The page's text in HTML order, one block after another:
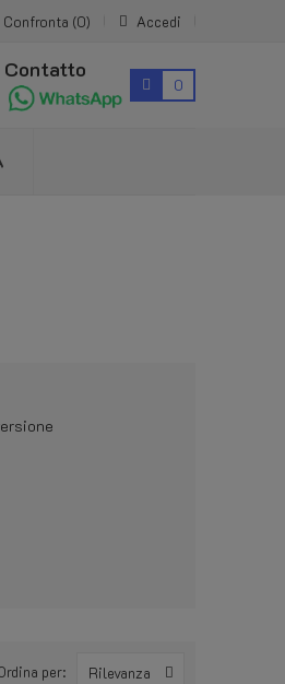
Confronta 0 Accedi
Contatto
0
per: Rilevanza